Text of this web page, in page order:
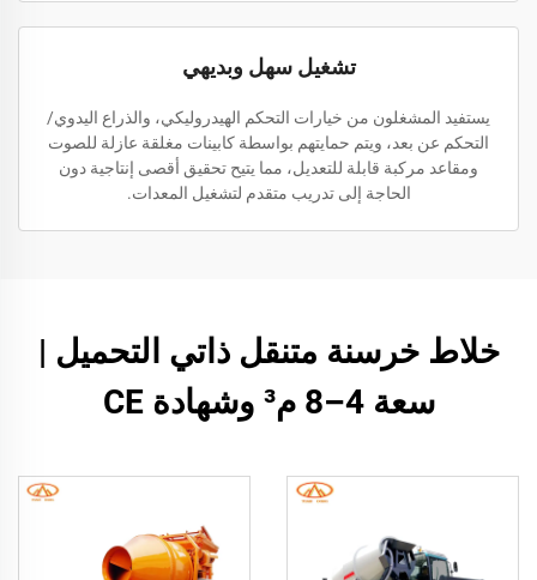
تشغيل سهل وبديهي
يستفيد المشغلون من خيارات التحكم الهيدروليكي، والذراع اليدوي/
التحكم عن بعد، ويتم حمايتهم بواسطة كابينات مغلقة عازلة للصوت
ومقاعد مركبة قابلة للتعديل، مما يتيح تحقيق أقصى إنتاجية دون
الحاجة إلى تدريب متقدم لتشغيل المعدات.
خلاط خرسنة متنقل ذاتي التحميل |
سعة 4–8 م³ وشهادة CE